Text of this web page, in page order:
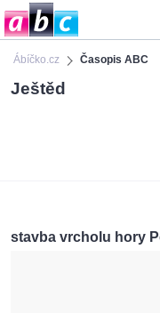
Ábíčko.cz Časopis ABC
Ještěd
stavba vrcholu hory